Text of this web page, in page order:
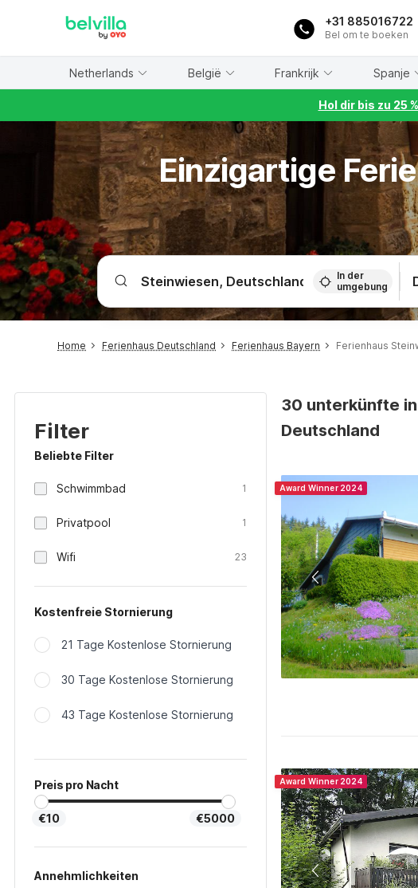
+31 885016722
Bel om te boeken
Netherlands België Frankrijk Spanje
Hol dir bis zu 25
Einzigartige
In der
umgebung
Home Ferienhaus Deutschland Ferienhaus Bayern Ferienhaus
Filter
Beliebte Filter
Schwimmbad 1
Privatpool 1
Wifi 23
Kostenfreie Stornierung
21 Tage Kostenlose Stornierung
30 Tage Kostenlose Stornierung
43 Tage Kostenlose Stornierung
Preis pro Nacht
€10 €5000
Annehmlichkeiten
30 unterkünfte
Deutschland
Award Winner 2024
Award Winner 2024